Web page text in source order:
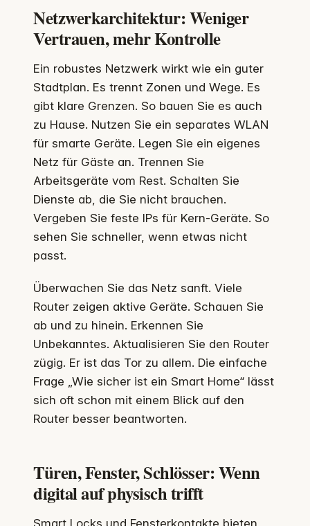
Netzwerkarchitektur: Weniger
Vertrauen, mehr Kontrolle
Ein robustes Netzwerk wirkt wie ein guter
Stadtplan. Es trennt Zonen und Wege. Es
gibt klare Grenzen. So bauen Sie es auch
zu Hause. Nutzen Sie ein separates WLAN
für smarte Geräte. Legen Sie ein eigenes
Netz für Gäste an. Trennen Sie
Arbeitsgeräte vom Rest. Schalten Sie
Dienste ab, die Sie nicht brauchen.
Vergeben Sie feste IPs für Kern-Geräte. So
sehen Sie schneller, wenn etwas nicht
passt.
Überwachen Sie das Netz sanft. Viele
Router zeigen aktive Geräte. Schauen Sie
ab und zu hinein. Erkennen Sie
Unbekanntes. Aktualisieren Sie den Router
zügig. Er ist das Tor zu allem. Die einfache
Frage „Wie sicher ist ein Smart Home“ lässt
sich oft schon mit einem Blick auf den
Router besser beantworten.
Türen, Fenster, Schlösser: Wenn
digital auf physisch trifft
Smart Locks und Fensterkontakte bieten